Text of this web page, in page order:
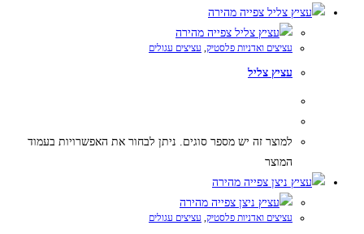
צפייה מהירה
צפייה מהירה
עציצים ואדניות פלסטיק, עציצים עגולים
עציץ צליל
למוצר זה יש מספר סוגים. ניתן לבחור את האפשרויות בעמוד
המוצר
צפייה מהירה
צפייה מהירה
עציצים ואדניות פלסטיק עציצים עגולים